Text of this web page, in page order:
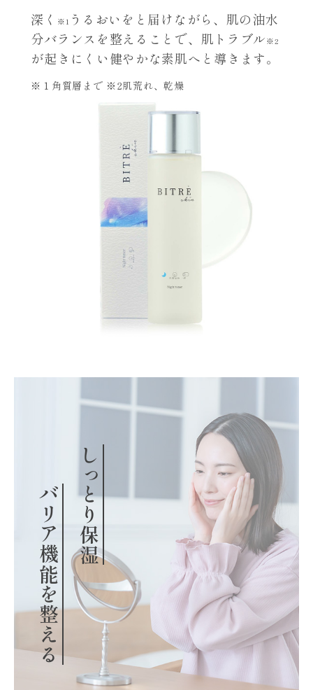
深く ※1 うるおいをと届けながら、肌の油水
分バランスを整えることで、肌トラブル※2
が起きにくい健やかな素肌へと導きます。
※１角質層まで ※2肌荒れ、乾燥
しっとり保湿
バリア機能を整える